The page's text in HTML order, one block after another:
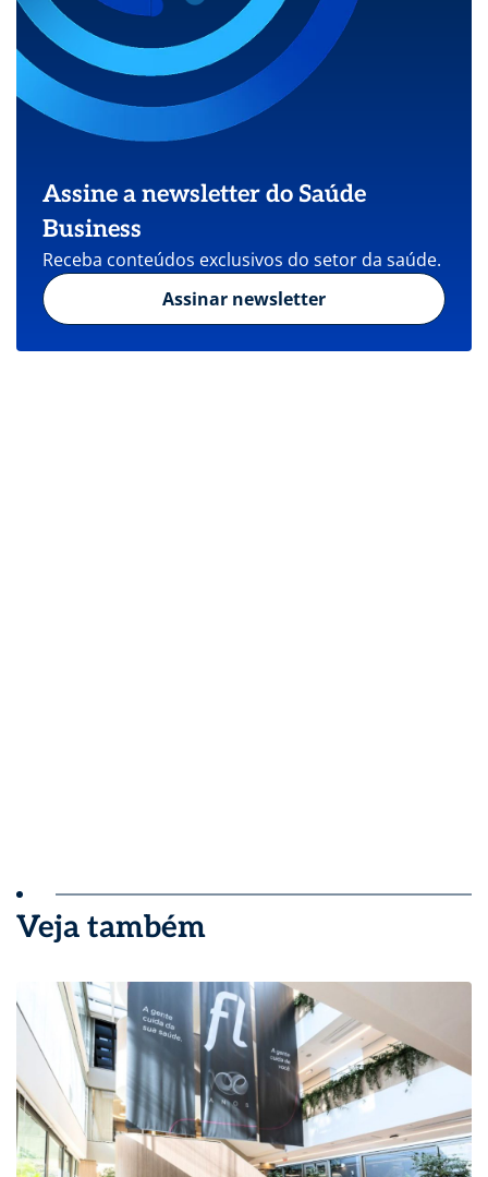
Assine a newsletter do Saúde
Business
Receba conteúdos exclusivos do setor da saúde.
Assinar newsletter
Veja também